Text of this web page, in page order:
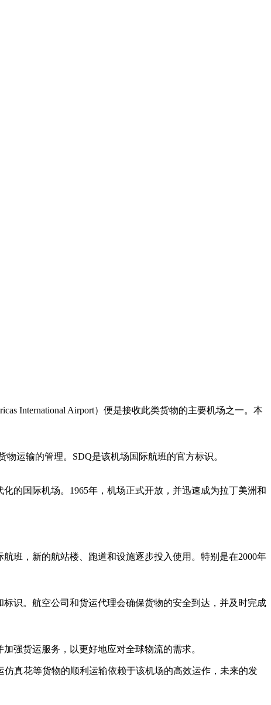
International Airport）便是接收此类货物的主要机场之一。本
运输的管理。SDQ是该机场国际航班的官方标识。
的国际机场。1965年，机场正式开放，并迅速成为拉丁美洲和
班，新的航站楼、跑道和设施逐步投入使用。特别是在2000年
识。航空公司和货运代理会确保货物的安全到达，并及时完成
强货运服务，以更好地应对全球物流的需求。
真花等货物的顺利运输依赖于该机场的高效运作，未来的发